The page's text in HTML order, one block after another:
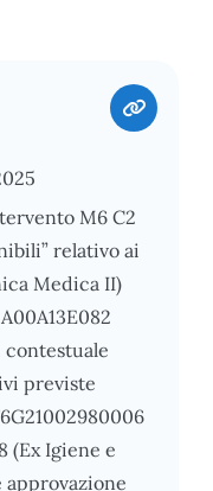
M6 C2
relativo ai
Medica II)
contestuale
previste
(Ex Igiene e